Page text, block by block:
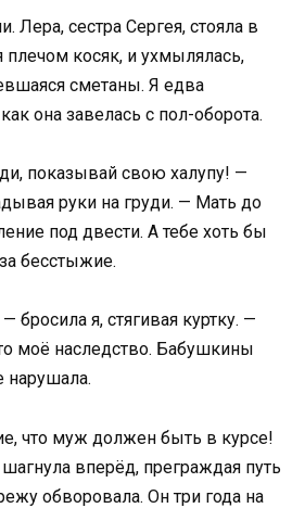
Лера, сестра Сергея, стояла в
плечом косяк, и ухмылялась,
сметаны. Я едва
она завелась с пол-оборота.
показывай свою халупу! —
руки на груди. — Мать до
под двести. А тебе хоть бы
бесстыжие.
бросила я, стягивая куртку. —
моё наследство. Бабушкины
нарушала.
что муж должен быть в курсе!
вперёд, преграждая путь
обворовала. Он три года на